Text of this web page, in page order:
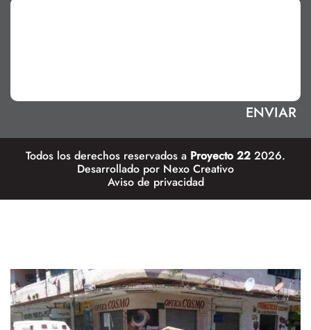
Todos los derechos reservados a Proyecto 22 2026.
Desarrollado por Nexo Creativo
Aviso de privacidad